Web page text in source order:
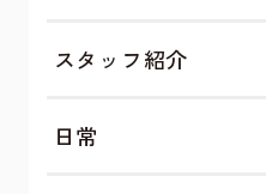
スタッフ紹介
日常